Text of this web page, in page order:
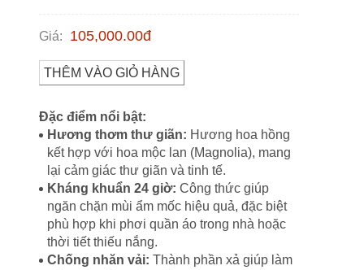
Giá: 105,000.00đ
THÊM VÀO GIỎ HÀNG
Đặc điểm nổi bật:
Hương thơm thư giãn: Hương hoa hồng
kết hợp với hoa mộc lan (Magnolia), mang
lại cảm giác thư giãn và tinh tế.
Kháng khuẩn 24 giờ: Công thức giúp
ngăn chặn mùi ẩm mốc hiệu quả, đặc biệt
phù hợp khi phơi quần áo trong nhà hoặc
thời tiết thiếu nắng.
Chống nhăn vải: Thành phần xả giúp làm